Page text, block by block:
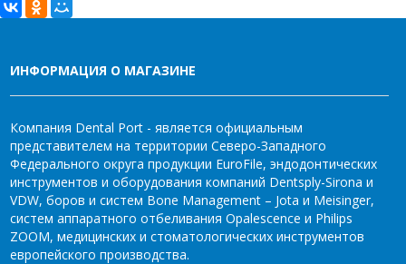
ИНФОРМАЦИЯ О МАГАЗИНЕ
Компания Dental Port - является официальным
представителем на территории Северо-Западного
Федерального округа продукции EuroFile, эндодонтических
инструментов и оборудования компаний Dentsply-Sirona и
VDW, боров и систем Bone Management – Jota и Meisinger,
систем аппаратного отбеливания Opalescence и Philips
ZOOM, медицинских и стоматологических инструментов
европейского производства.